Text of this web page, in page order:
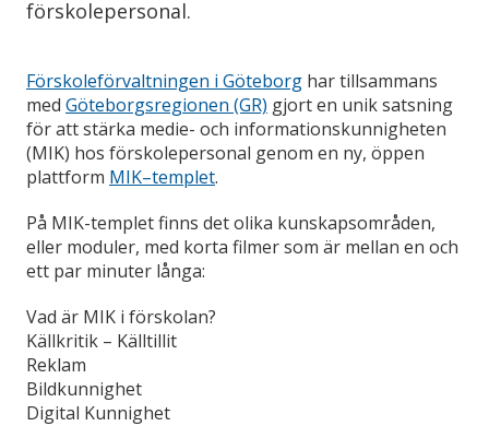
förskolepersonal.
Förskoleförvaltningen i Göteborg har tillsammans
med Göteborgsregionen (GR) gjort en unik satsning
för att stärka medie- och informationskunnigheten
(MIK) hos förskolepersonal genom en ny, öppen
plattform MIK–templet.
På MIK-templet finns det olika kunskapsområden,
eller moduler, med korta filmer som är mellan en och
ett par minuter långa:
Vad är MIK i förskolan?
Källkritik – Källtillit
Reklam
Bildkunnighet
Digital Kunnighet